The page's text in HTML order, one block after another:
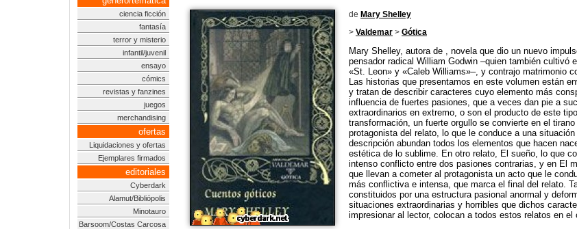
ciencia ficción
fantasía
terror y misterio
infantil/juvenil
ensayo
cómics
revistas y fanzines
juegos
merchandising
ofertas
Liquidaciones y ofertas
Ejemplares firmados
editoriales
Cyberdark
Alamut/Bibliópolis
Minotauro
Barsoom/Costas Carcosa
de Mary Shelley
> Valdemar > Gótica
Mary Shelley, autora de , novela que dio un nuevo
pensador radical William Godwin –quien también cultivó
«St. Leon» y «Caleb Williams»–, y contrajo matrimonio
Las historias que presentamos en este volumen están
y tratan de describir caracteres cuyo elemento más
influencia de fuertes pasiones, que a veces dan pie a
extraordinarios en extremo, o son el producto de este
transformación, un fuerte orgullo se convierte en el
protagonista del relato, lo que le conduce a una
descripción abundan todos los elementos que hacen
estética de lo sublime. En otro relato, El sueño, lo que
intenso conflicto entre dos pasiones contrarias, y en El
que llevan a cometer al protagonista un acto que le
más conflictiva e intensa, que marca el final del relato.
constituidos por una estructura pasional anormal y
situaciones extraordinarias y horribles que dichos
impresionar al lector, colocan a todos estos relatos en